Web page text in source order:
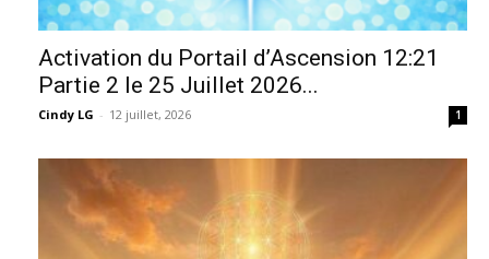
Activation du Portail d’Ascension 12:21
Partie 2 le 25 Juillet 2026...
Cindy LG - 12 juillet, 2026 1